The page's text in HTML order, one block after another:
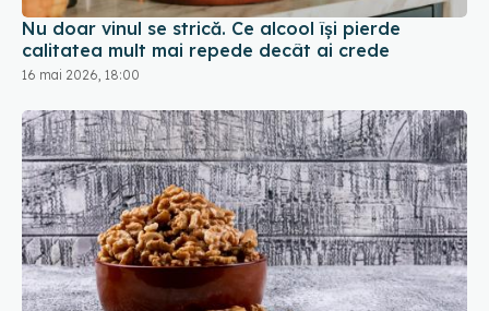
De ce să pui miezul de nucă în apă înainte de
consum